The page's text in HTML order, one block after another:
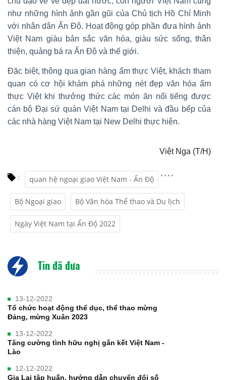
như những hình ảnh gần gũi của Chủ tịch Hồ Chí Minh
với nhân dân Ấn Độ. Hoạt động góp phần đưa hình ảnh
Việt Nam giàu bản sắc văn hóa, giàu sức sống, thân
thiện, quảng bá ra Ấn Độ và thế giới.
Đặc biệt, thông qua gian hàng ẩm thực Việt, khách tham
quan có cơ hội khám phá những nét đẹp văn hóa ẩm
thực Việt khi thưởng thức các món ăn nổi tiếng được
cán bộ Đại sứ quán Việt Nam tại Delhi và đầu bếp của
các nhà hàng Việt Nam tại New Delhi thực hiện.
Việt Nga (T/H)
: quan hệ ngoại giao Việt Nam - Ấn Độ
,
Bộ Ngoại giao
,
Bộ Văn hóa Thể thao và Du lịch
,
Ngày Việt Nam tại Ấn Độ 2022
,
Tin đã đưa
13-12-2022
Tổ chức hoạt động thể dục, thể thao mừng
Đảng, mừng Xuân 2023
13-12-2022
Tăng cường tình hữu nghị gắn kết Việt Nam -
Lào
12-12-2022
Gia Lai tập huấn, hướng dẫn chuyển đổi số